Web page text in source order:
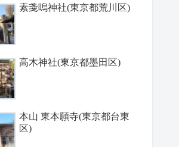
素戔嗚神社(東京都荒川区)
高木神社(東京都墨田区)
本山 東本願寺(東京都台東
区)